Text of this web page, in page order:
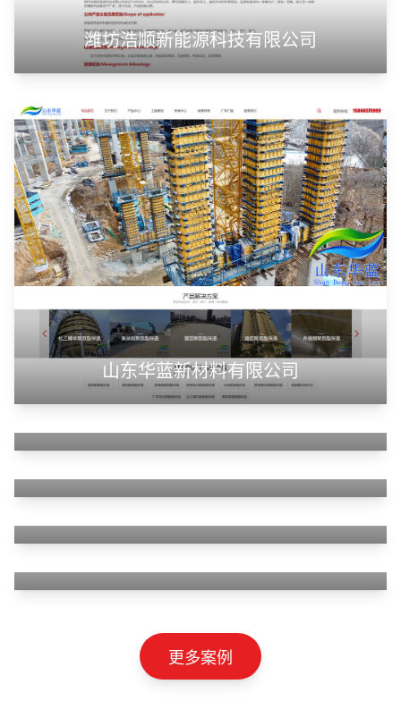
潍坊浩顺新能源科技有限公司
山东华蓝新材料有限公司